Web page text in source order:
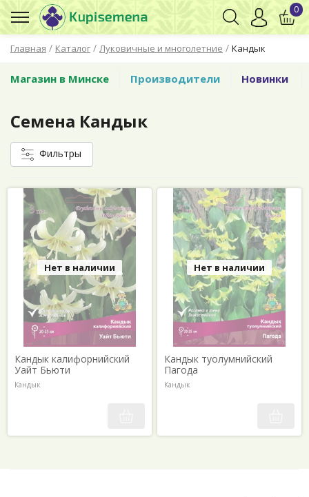
Главная / Каталог / Луковичные и многолетние / Кандык
0
Магазин в Минске Производители Новинки
Семена Кандык
Фильтры
Нет в наличии
Кандык калифорнийский
Уайт Бьюти
Кандык
Нет в наличии
Кандык туолумнийский
Пагода
Кандык